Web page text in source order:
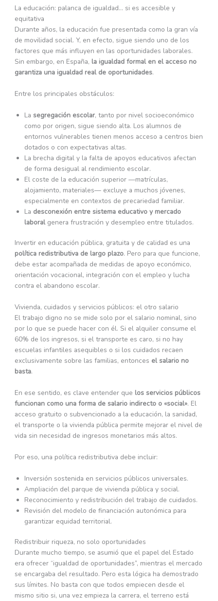
La educación: palanca de igualdad… si es accesible y
equitativa
Durante años, la educación fue presentada como la gran vía
de movilidad social. Y, en efecto, sigue siendo uno de los
factores que más influyen en las oportunidades laborales.
Sin embargo, en España, la igualdad formal en el acceso no
garantiza una igualdad real de oportunidades.
Entre los principales obstáculos:
La segregación escolar, tanto por nivel socioeconómico
como por origen, sigue siendo alta. Los alumnos de
entornos vulnerables tienen menos acceso a centros bien
dotados o con expectativas altas.
La brecha digital y la falta de apoyos educativos afectan
de forma desigual al rendimiento escolar.
El coste de la educación superior —matrículas,
alojamiento, materiales— excluye a muchos jóvenes,
especialmente en contextos de precariedad familiar.
La desconexión entre sistema educativo y mercado
laboralgenera frustración y desempleo entre titulados.
Invertir en educación pública, gratuita y de calidad es una
política redistributiva de largo plazo. Pero para que funcione,
debe estar acompañada de medidas de apoyo económico,
orientación vocacional, integración con el empleo y lucha
contra el abandono escolar.
Vivienda, cuidados y servicios públicos: el otro salario
El trabajo digno no se mide solo por el salario nominal, sino
por lo que se puede hacer con él. Si el alquiler consume el
60% de los ingresos, si el transporte es caro, si no hay
escuelas infantiles asequibles o si los cuidados recaen
exclusivamente sobre las familias, entonces el salario no
basta.
En ese sentido, es clave entender que los servicios públicos
funcionan como una forma de salario indirecto o «social». El
acceso gratuito o subvencionado a la educación, la sanidad,
el transporte o la vivienda pública permite mejorar el nivel de
vida sin necesidad de ingresos monetarios más altos.
Por eso, una política redistributiva debe incluir:
Inversión sostenida en servicios públicos universales.
Ampliación del parque de vivienda pública y social.
Reconocimiento y redistribución del trabajo de cuidados.
Revisión del modelo de financiación autonómica para
garantizar equidad territorial.
Redistribuir riqueza, no solo oportunidades
Durante mucho tiempo, se asumió que el papel del Estado
era ofrecer “igualdad de oportunidades”, mientras el mercado
se encargaba del resultado. Pero esta lógica ha demostrado
sus límites. No basta con que todos empiecen desde el
mismo sitio si, una vez empieza la carrera, el terreno está